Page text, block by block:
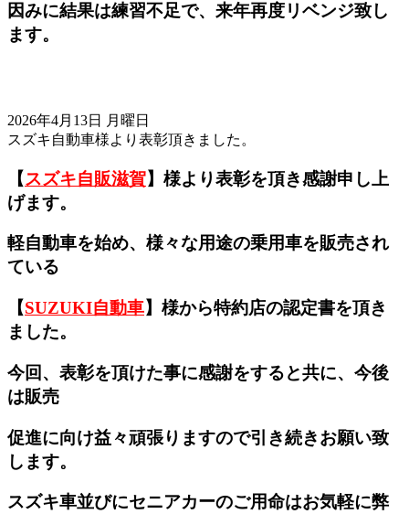
因みに結果は練習不足で、来年再度リベンジ致し
ます。
2026年4月13日 月曜日
スズキ自動車様より表彰頂きました。
【スズキ自販滋賀】様より表彰を頂き感謝申し上
げます。
軽自動車を始め、様々な用途の乗用車を販売され
ている
【SUZUKI自動車】様から特約店の認定書を頂き
ました。
今回、表彰を頂けた事に感謝をすると共に、今後
は販売
促進に向け益々頑張りますので引き続きお願い致
します。
スズキ車並びにセニアカーのご用命はお気軽に弊